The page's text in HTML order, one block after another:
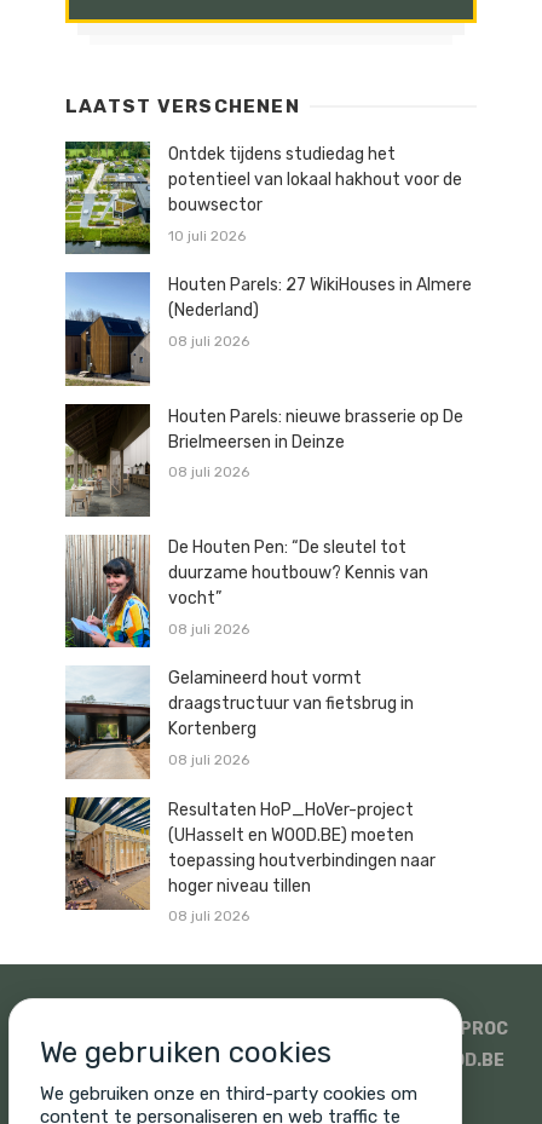
LAATST VERSCHENEN
Ontdek tijdens studiedag het
potentieel van lokaal hakhout voor de
bouwsector
10 juli 2026
Houten Parels: 27 WikiHouses in Almere
(Nederland)
08 juli 2026
Houten Parels: nieuwe brasserie op De
Brielmeersen in Deinze
08 juli 2026
De Houten Pen: “De sleutel tot
duurzame houtbouw? Kennis van
vocht”
08 juli 2026
Gelamineerd hout vormt
draagstructuur van fietsbrug in
Kortenberg
08 juli 2026
Resultaten HoP_HoVer-project
(UHasselt en WOOD.BE) moeten
toepassing houtverbindingen naar
hoger niveau tillen
08 juli 2026
ISOPROC
WOODSTOXX
UNICUS PROMAT EN SINIAT
WOOD.BE
SONIQ
CORNELIS HOUT
We gebruiken cookies
We gebruiken onze en third-party cookies om
content te personaliseren en web traffic te